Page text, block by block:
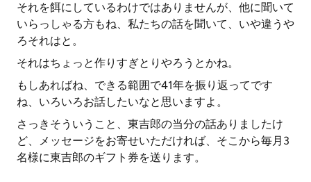
それを餌にしているわけではありませんが、他に聞いて
いらっしゃる方もね、私たちの話を聞いて、いや違うや
ろそれはと。
それはちょっと作りすぎとりやろうとかね。
もしあればね、できる範囲で41年を振り返ってです
ね、いろいろお話したいなと思いますよ。
さっきそういうこと、東吉郎の当分の話ありましたけ
ど、メッセージをお寄せいただければ、そこから毎月3
名様に東吉郎のギフト券を送ります。